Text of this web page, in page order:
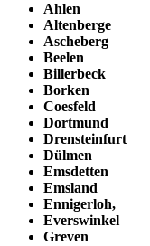
Ahlen
Altenberge
Ascheberg
Beelen
Billerbeck
Borken
Coesfeld
Dortmund
Drensteinfurt
Dülmen
Emsdetten
Emsland
Ennigerloh,
Everswinkel
Greven